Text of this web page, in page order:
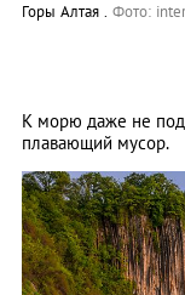
Горы Алтая . Фото:
К морю даже не
плавающий мусор.